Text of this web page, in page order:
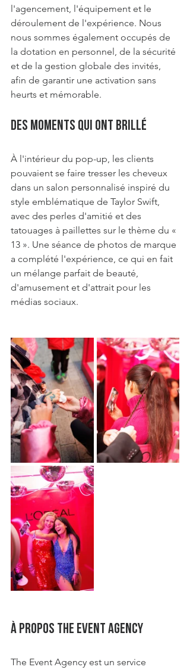
l'agencement, l'équipement et le
déroulement de l'expérience. Nous
nous sommes également occupés de
la dotation en personnel, de la sécurité
et de la gestion globale des invités,
afin de garantir une activation sans
heurts et mémorable.
Des moments qui ont brillé
À l'intérieur du pop-up, les clients
pouvaient se faire tresser les cheveux
dans un salon personnalisé inspiré du
style emblématique de Taylor Swift,
avec des perles d'amitié et des
tatouages à paillettes sur le thème du «
13 ». Une séance de photos de marque
a complété l'expérience, ce qui en fait
un mélange parfait de beauté,
d'amusement et d'attrait pour les
médias sociaux.
À PROPOS the Event Agency
The Event Agency est un service